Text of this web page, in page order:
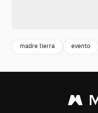
madre tierra evento